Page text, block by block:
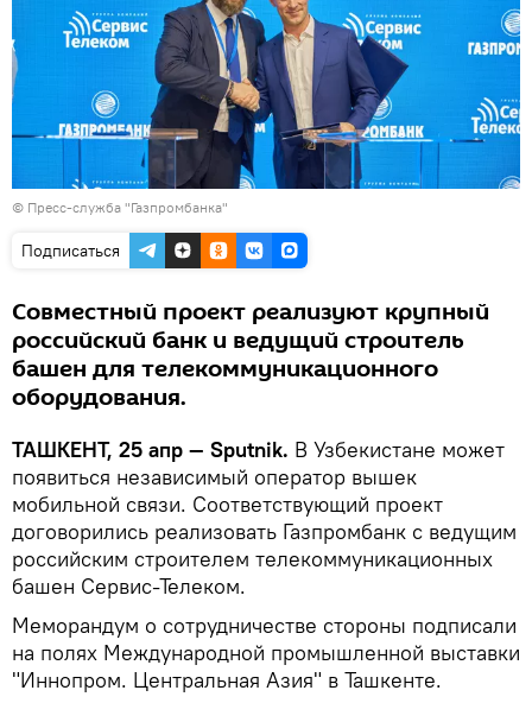
© Пресс-служба "Газпромбанка"
Подписаться
Совместный проект реализуют крупный
российский банк и ведущий строитель
башен для телекоммуникационного
оборудования.
ТАШКЕНТ, 25 апр — Sputnik. В Узбекистане может
появиться независимый оператор вышек
мобильной связи. Соответствующий проект
договорились реализовать Газпромбанк с ведущим
российским строителем телекоммуникационных
башен Сервис-Телеком.
Меморандум о сотрудничестве стороны подписали
на полях Международной промышленной выставки
"Иннопром. Центральная Азия" в Ташкенте.